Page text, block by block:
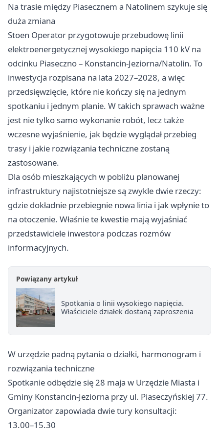
Na trasie między Piasecznem a Natolinem szykuje się
duża zmiana
Stoen Operator przygotowuje przebudowę linii
elektroenergetycznej wysokiego napięcia 110 kV na
odcinku Piaseczno – Konstancin-Jeziorna/Natolin. To
inwestycja rozpisana na lata 2027–2028, a więc
przedsięwzięcie, które nie kończy się na jednym
spotkaniu i jednym planie. W takich sprawach ważne
jest nie tylko samo wykonanie robót, lecz także
wczesne wyjaśnienie, jak będzie wyglądał przebieg
trasy i jakie rozwiązania techniczne zostaną
zastosowane.
Dla osób mieszkających w pobliżu planowanej
infrastruktury najistotniejsze są zwykle dwie rzeczy:
gdzie dokładnie przebiegnie nowa linia i jak wpłynie to
na otoczenie. Właśnie te kwestie mają wyjaśniać
przedstawiciele inwestora podczas rozmów
informacyjnych.
Powiązany artykuł
Spotkania o linii wysokiego napięcia.
Właściciele działek dostaną zaproszenia
W urzędzie padną pytania o działki, harmonogram i
rozwiązania techniczne
Spotkanie odbędzie się 28 maja w Urzędzie Miasta i
Gminy Konstancin-Jeziorna przy ul. Piaseczyńskiej 77.
Organizator zapowiada dwie tury konsultacji:
13.00–15.30